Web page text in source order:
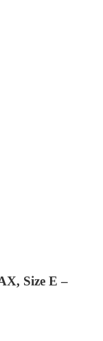
Size E –